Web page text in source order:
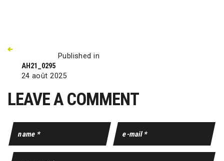
Published in
AH21_0295
24 août 2025
LEAVE A COMMENT